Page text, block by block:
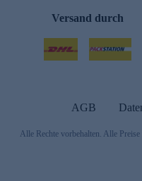
Versand durch
AGB
Alle Rechte vorbehalten. Alle